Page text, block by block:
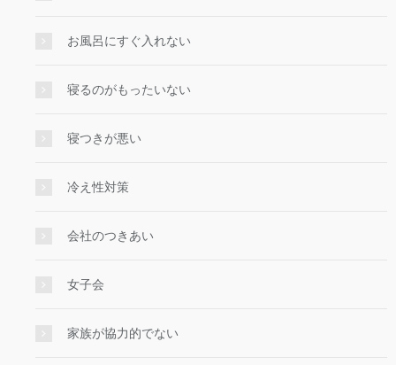
お風呂にすぐ入れない
寝るのがもったいない
寝つきが悪い
冷え性対策
会社のつきあい
女子会
家族が協力的でない